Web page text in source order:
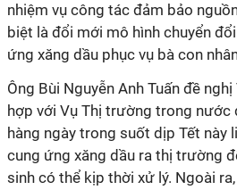
nhiệm vụ công tác đảm bảo
biệt là đổi mới mô hình chuyển
ứng xăng dầu phục vụ bà con
Ông Bùi Nguyễn Anh Tuấn đề
hợp với Vụ Thị trường trong nước
hàng ngày trong suốt dịp Tết này
cung ứng xăng dầu ra thị trường
sinh có thể kịp thời xử lý. Ngoài